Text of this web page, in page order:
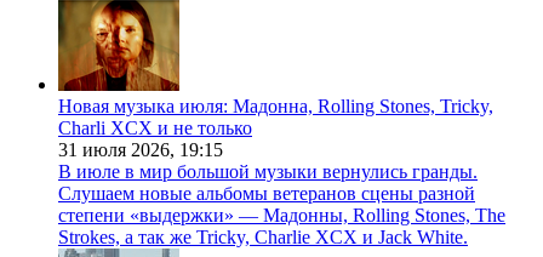
Новая музыка июля: Мадонна, Rolling Stones, Tricky,
Charli XCX и не только
31 июля 2026, 19:15
В июле в мир большой музыки вернулись гранды.
Слушаем новые альбомы ветеранов сцены разной
степени «выдержки» — Мадонны, Rolling Stones, The
Strokes, а так же Tricky, Charlie XCX и Jack White.